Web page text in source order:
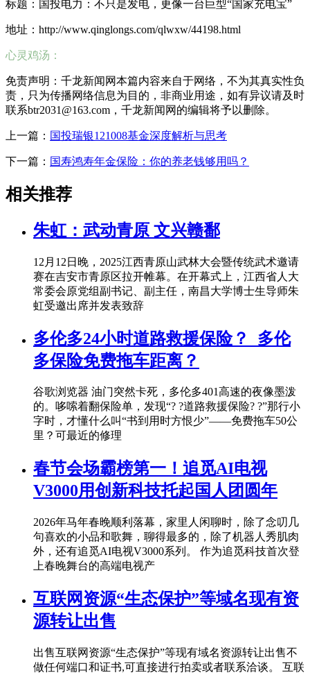
标题：国投电力：不只是发电，更像一台巨型“国家充电宝”
地址：http://www.qinglongs.com/qlwxw/44198.html
心灵鸡汤：
免责声明：千龙新闻网本篇内容来自于网络，不为其真实性负
责，只为传播网络信息为目的，非商业用途，如有异议请及时
联系btr2031@163.com，千龙新闻网的编辑将予以删除。
上一篇： 国投瑞银121008基金深度解析与思考
下一篇： 国寿鸿寿年金保险：你的养老钱够用吗？
相关推荐
朱虹：武动青原 文兴赣鄱
12月12日晚，2025江西青原山武林大会暨传统武术邀请
赛在吉安市青原区拉开帷幕。在开幕式上，江西省人大
常委会原党组副书记、副主任，南昌大学博士生导师朱
虹受邀出席并发表致辞
多伦多24小时道路救援保险？_多伦
多保险免费拖车距离？
谷歌浏览器 油门突然卡死，多伦多401高速的夜像墨泼
的。哆嗦着翻保险单，发现“? ?道路救援保险? ?”那行小
字时，才懂什么叫“书到用时方恨少”——免费拖车50公
里？可最近的修理
春节会场霸榜第一！追觅AI电视
V3000用创新科技托起国人团圆年
2026年马年春晚顺利落幕，家里人闲聊时，除了念叨几
句喜欢的小品和歌舞，聊得最多的，除了机器人秀肌肉
外，还有追觅AI电视V3000系列。 作为追觅科技首次登
上春晚舞台的高端电视产
互联网资源“生态保护”等域名现有资
源转让出售
出售互联网资源“生态保护”等现有域名资源转让出售不
做任何端口和证书,可直接进行拍卖或者联系洽谈。 互联